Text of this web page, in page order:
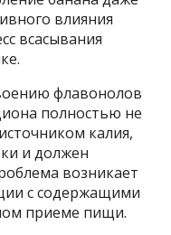
влияния
всасывания
флавонолов
полностью не
калия,
и должен
возникает
с содержащими
приеме пищи.